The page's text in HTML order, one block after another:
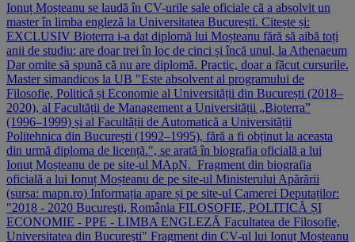
Ionuț Moșteanu se laudă în CV-urile sale oficiale că a absolvit un
master în limba engleză la Universitatea București. Citește și:
EXCLUSIV Bioterra i-a dat diplomă lui Moșteanu fără să aibă toți
anii de studiu: are doar trei în loc de cinci și încă unul, la Athenaeum
Dar omite să spună că nu are diplomă. Practic, doar a făcut cursurile.
Master simandicos la UB "Este absolvent al programului de
Filosofie, Politică și Economie al Universității din București (2018–
2020), al Facultății de Management a Universității „Bioterra”
(1996–1999) și al Facultății de Automatică a Universității
Politehnica din București (1992–1995), fără a fi obținut la aceasta
din urmă diploma de licență.", se arată în biografia oficială a lui
Ionuț Moșteanu de pe site-ul MApN. Fragment din biografia
oficială a lui Ionuț Moșteanu de pe site-ul Ministerului Apărării
(sursa: mapn.ro) Informația apare și pe site-ul Camerei Deputaților:
"2018 - 2020 Bucureşti, România FILOSOFIE, POLITICĂ ȘI
ECONOMIE - PPE - LIMBA ENGLEZĂ Facultatea de Filosofie,
Universitatea din Bucureşti" Fragment din CV-ul lui Ionuț Moșteanu